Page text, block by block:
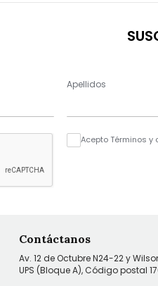
Apellidos
Acepto Términos y
Contáctanos
Av. 12 de Octubre N24-22 y
UPS (Bloque A), Código postal